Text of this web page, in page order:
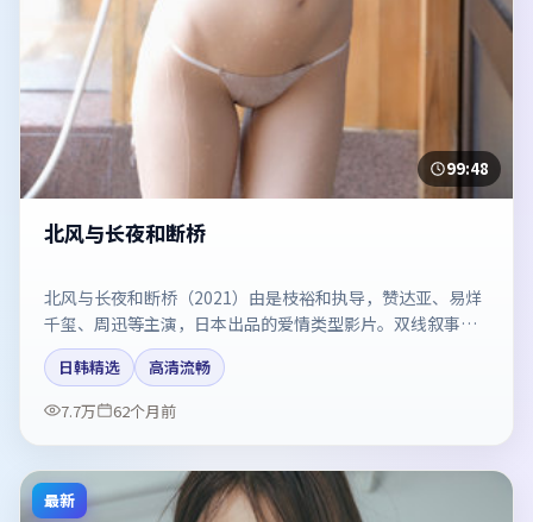
99:48
北风与长夜和断桥
北风与长夜和断桥（2021）由是枝裕和执导，赞达亚、易烊
千玺、周迅等主演，日本出品的爱情类型影片。双线叙事把
悬念保持到最后一刻。剧情简介与主创信息可供检索参考，
上映日期以片方资料为准。
日韩精选
高清流畅
7.7万
62个月前
最新